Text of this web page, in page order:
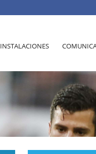
INSTALACIONES